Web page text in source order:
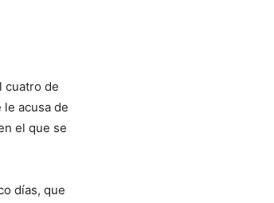
cuatro de
acusa de
el que se
días, que